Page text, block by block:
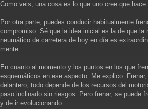
Como veis, una cosa es lo que uno cree que
Por otra parte, puedes conducir habitualmente
compromiso. Sé que la idea inicial es la de que la
neumático de carretera de hoy en día es
mente.
En cuanto al momento y los puntos en los que
esquemáticos en ese aspecto. Me explico:
delantero; todo depende de los recursos del
paso inclinado sin riesgos. Pero frenar, se puede
y de ir evolucionando.